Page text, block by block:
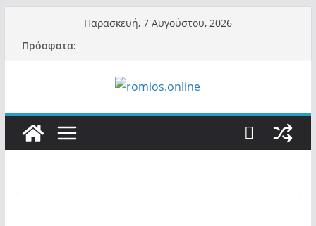
περιεχόμενο
Παρασκευή, 7 Αυγούστου, 2026
Πρόσφατα: